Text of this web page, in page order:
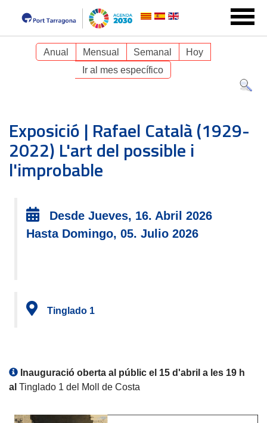
Anual Mensual Semanal
Hoy
Ir al mes específico
Exposició | Rafael Català (1929-
2022) L'art del possible i
l'improbable
Desde Jueves, 16. Abril 2026
Hasta Domingo, 05. Julio 2026
Tinglado 1
Inauguració oberta al públic el 15 d'abril a les 19 h
al Tinglado 1 del Moll de Costa